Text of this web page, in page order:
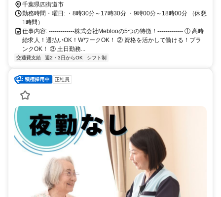
千葉県四街道市
勤務時間・曜日: ・8時30分～17時30分 ・9時00分～18時00分 （休憩
1時間）
仕事内容: -------------株式会社Meblooの5つの特徴！------------- ① 高時
給求人！週払いOK！WワークOK！ ② 資格を活かして働ける！ブラ
ンクOK！ ③ 土日勤務...
交通費支給 週2・3日からOK シフト制
正社員